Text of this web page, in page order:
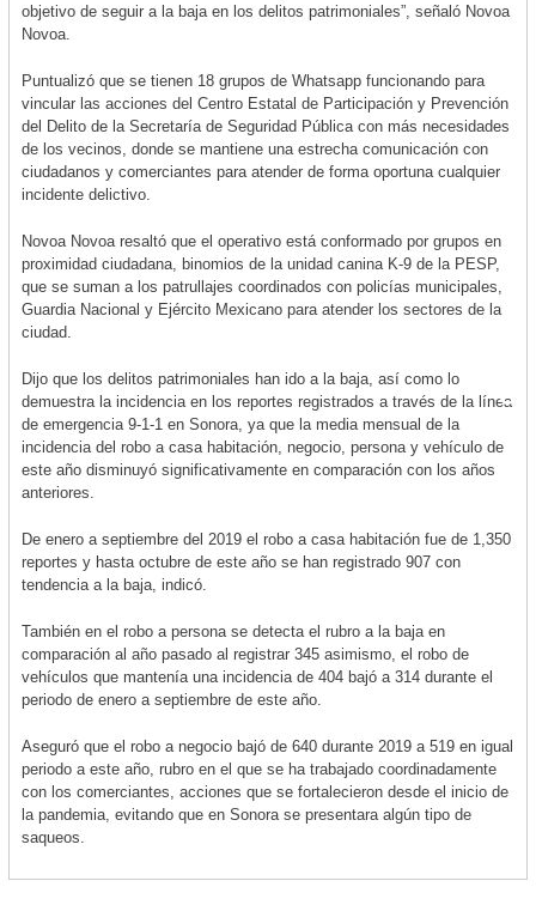
objetivo de seguir a la baja en los delitos patrimoniales”, señaló Novoa
Novoa.
Puntualizó que se tienen 18 grupos de Whatsapp funcionando para
vincular las acciones del Centro Estatal de Participación y Prevención
del Delito de la Secretaría de Seguridad Pública con más necesidades
de los vecinos, donde se mantiene una estrecha comunicación con
ciudadanos y comerciantes para atender de forma oportuna cualquier
incidente delictivo.
Novoa Novoa resaltó que el operativo está conformado por grupos en
proximidad ciudadana, binomios de la unidad canina K-9 de la PESP,
que se suman a los patrullajes coordinados con policías municipales,
Guardia Nacional y Ejército Mexicano para atender los sectores de la
ciudad.
Dijo que los delitos patrimoniales han ido a la baja, así como lo
demuestra la incidencia en los reportes registrados a través de la línea
de emergencia 9-1-1 en Sonora, ya que la media mensual de la
incidencia del robo a casa habitación, negocio, persona y vehículo de
este año disminuyó significativamente en comparación con los años
anteriores.
De enero a septiembre del 2019 el robo a casa habitación fue de 1,350
reportes y hasta octubre de este año se han registrado 907 con
tendencia a la baja, indicó.
También en el robo a persona se detecta el rubro a la baja en
comparación al año pasado al registrar 345 asimismo, el robo de
vehículos que mantenía una incidencia de 404 bajó a 314 durante el
periodo de enero a septiembre de este año.
Aseguró que el robo a negocio bajó de 640 durante 2019 a 519 en igual
periodo a este año, rubro en el que se ha trabajado coordinadamente
con los comerciantes, acciones que se fortalecieron desde el inicio de
la pandemia, evitando que en Sonora se presentara algún tipo de
saqueos.